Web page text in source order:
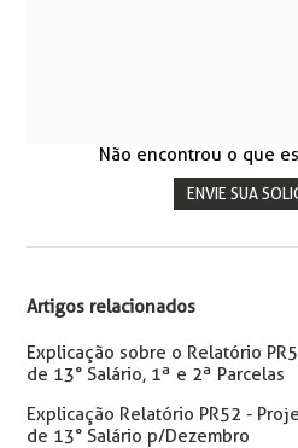
Não encontrou o que
ENVIE SUA
Artigos relacionados
Explicação sobre o Relatório
de 13° Salário, 1ª e 2ª Parcelas
Explicação Relatório PR52 -
de 13° Salário p/Dezembro